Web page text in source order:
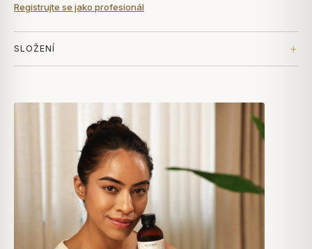
Registrujte se jako profesionál
SLOŽENÍ